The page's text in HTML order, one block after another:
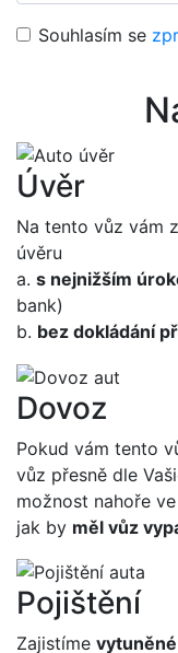
Souhlasím se
Úvěr
Na tento vůz vám
úvěru
a. s nejnižším
bank)
b. bez dokládání
Dovoz
Pokud vám tento
vůz přesně dle
možnost nahoře ve
jak by měl vůz
Pojištění
Zajistíme